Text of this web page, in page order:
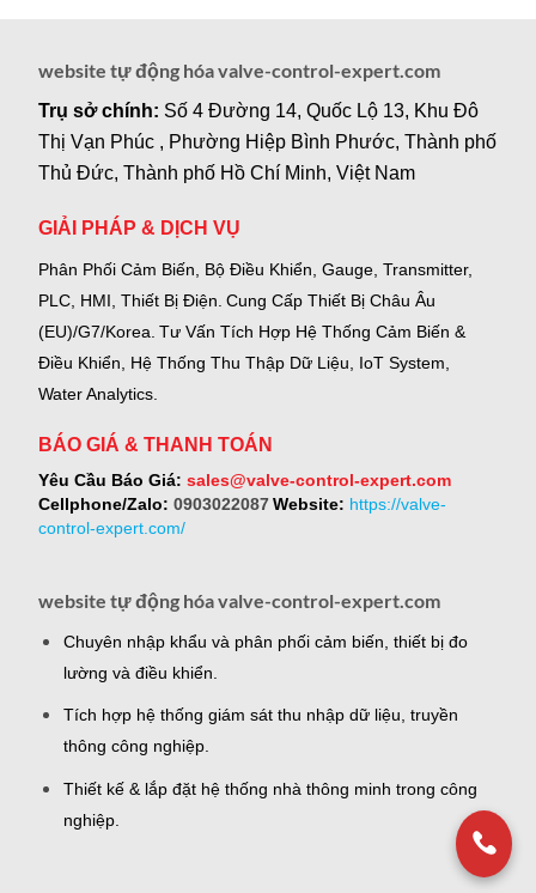
website tự động hóa valve-control-expert.com
Trụ sở chính: Số 4 Đường 14, Quốc Lộ 13, Khu Đô
Thị Vạn Phúc , Phường Hiệp Bình Phước, Thành phố
Thủ Đức, Thành phố Hồ Chí Minh, Việt Nam
GIẢI PHÁP & DỊCH VỤ
Phân Phối Cảm Biến, Bộ Điều Khiển, Gauge, Transmitter,
PLC, HMI, Thiết Bị Điện. Cung Cấp Thiết Bị Châu Âu
(EU)/G7/Korea. Tư Vấn Tích Hợp Hệ Thống Cảm Biến &
Điều Khiển, Hệ Thống Thu Thập Dữ Liệu, IoT System,
Water Analytics.
BÁO GIÁ & THANH TOÁN
Yêu Cầu Báo Giá: sales@valve-control-expert.com
Cellphone/Zalo: 0903022087 Website: https://valve-
control-expert.com/
website tự động hóa valve-control-expert.com
Chuyên nhập khẩu và phân phối cảm biến, thiết bị đo
lường và điều khiển.
Tích hợp hệ thống giám sát thu nhập dữ liệu, truyền
thông công nghiệp.
Thiết kế & lắp đặt hệ thống nhà thông minh trong công
nghiệp.